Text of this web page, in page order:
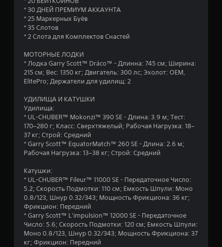
д
о
с
о
в
а
н
* 30 ДНЕЙ ПРЕМИУМ АККАУНТА
* 25 Маркерных Буёв
* 35 Слотов
* 2 Слота для Комплектов Снастей
МОТОРНЫЕ ЛОДКИ
* Лодка Garry Scott™ Dráco™ - Длинна: 745 см; Ширина:
215 см; Вес: 1350 кг; Двигатель: 300 лс; Эхолот: OEM,
ElitePro; Держатели для удилищ: 2
УДИЛИЩА И КАТУШКИ
Удилища:
* UL-CHUBER™ Mokonzi™ 390 SE - Длина: 3.9 м; Тест:
170–280 г; Класс: Сверхтяжелый; Рабочая Нагрузка: 18–
37 кг; Строй: Средний
* Garry Scott™ EquatorMatch™ 260 SE - Длина: 2.6 м;
Рабочая Нагрузка: 13–38 кг; Строй: Средний
Катушки:
* UL-CHUBER™ Fileur™ 11000 SE - Передаточное Число:
5.2; Скорость Подмотки: 110 см; Емкость Шпули: Моно
0.8/123, Шнур 0.32/343; Мощность Фрикциона: 36 кг;
Фрикцион: Передний
* Garry Scott™ L'impulsion™ 12000 SE - Передаточное
Число: 5.6; Скорость Подмотки: 120 см; Емкость Шпули:
Моно 0.8/123, Шнур 0.32/343; Мощность Фрикциона: 37
кг; Фрикцион: Передний